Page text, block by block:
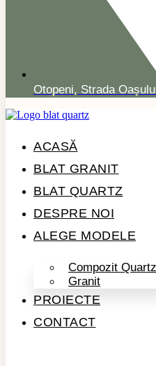
Otopeni, Strada
ACASĂ
BLAT GRANIT
BLAT QUARTZ
DESPRE NOI
ALEGE MODELE
Compozit Quartz
Granit
PROIECTE
CONTACT